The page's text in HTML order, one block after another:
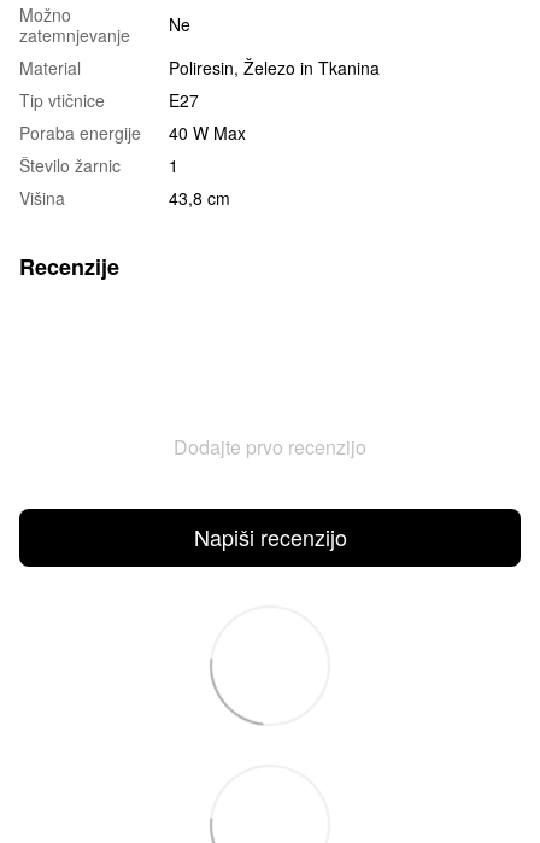
Možno
zatemnjevanje
Ne
Material
Poliresin, Železo in Tkanina
Tip vtičnice
E27
Poraba energije
40 W Max
Število žarnic
1
Višina
43,8 cm
Recenzije
Dodajte prvo recenzijo
Napiši recenzijo